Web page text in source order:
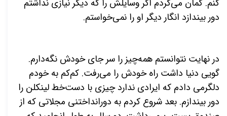
کنم. گمان می‌کردم اگر وسایلش را که دیگر نیازی نداشتم
دور بیندازد انگار دیگر او را نمی‌خواستم.
در نهایت نتوانستم همه‌چیز را سر جای خودش نگه‌دارم.
گویی دنیا داشت راه خودش را می‌رفت. کم‌کم به خودم
دلگرمی دادم که ایرادی ندارد چیزی با دست‌خط لینکلن را
دور بیندازم. بعد شروع کردم به دورانداختنی مجلاتی که از